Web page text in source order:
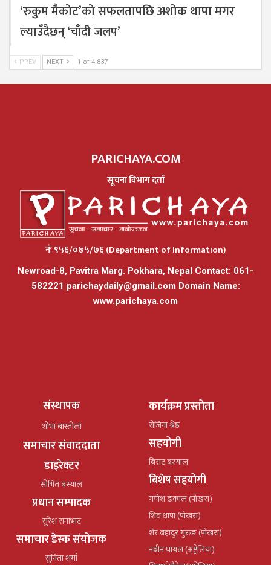
‘रुकुम मैकोट’को सफलतापछि अशोक थापा मगर
ल्याउँदैछन् ‘चाँदी जलप’
PREV NEXT 1 of 4,837
PARICHAYA.COM
सूचना विभाग दर्ता
नंः ९५६/०७५/७६ (Department of Information)
Newroad-8, Pavitra Marg. Pokhara, Nepal Contact: 061-
582221 parichaydaily@gmail.comDomain Name:
www.parichaya.com
संस्थापक
शोभा बास्तोला
समाचार संवाददाता
डाइरेक्टर
सोभित बस्याल
प्रधान सम्पादक
सुरेश रानाभाट
समाचार डेस्क संयोजक
सुनिता शर्मा
कार्यक्रम प्रस्तोता
रोजिना श्रेष्ठ
सहयोगी
बिराट बस्याल
बिशेष सहयोगी
गणेश ढकाल (पोखरा)
शिव थापा (पोखरा)
शेर बहादुर गुरुङ (पोखरा)
नबीन घायल (अष्ट्रेलिया)